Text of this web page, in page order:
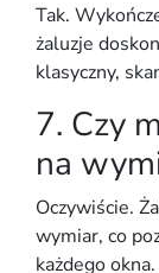
Tak.
żaluzje
klasyczny,
7. Czy
na
Oczywiście.
wymiar, co
każdego okna.